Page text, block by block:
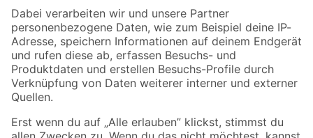
Zahlungsarten Versandarten
Sicher einkaufen